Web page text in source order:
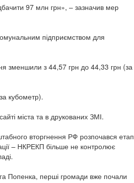
97 млн грн», – зазначив мер
підприємством для
зменшили з 44,57 грн до 44,33 грн (за
кубометр).
міста та в друкованих ЗМІ.
вторгнення РФ розпочався етап
– НКРЕКП більше не контролює
Попенка, перші громади вже почали